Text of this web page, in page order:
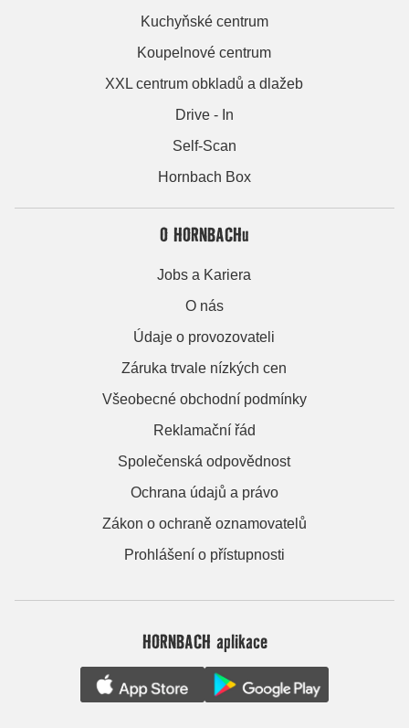
Kuchyňské centrum
Koupelnové centrum
XXL centrum obkladů a dlažeb
Drive - In
Self-Scan
Hornbach Box
O HORNBACHu
Jobs a Kariera
O nás
Údaje o provozovateli
Záruka trvale nízkých cen
Všeobecné obchodní podmínky
Reklamační řád
Společenská odpovědnost
Ochrana údajů a právo
Zákon o ochraně oznamovatelů
Prohlášení o přístupnosti
HORNBACH aplikace